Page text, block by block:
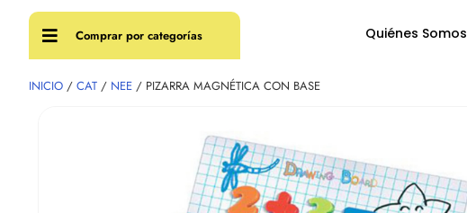
Comprar por categorías Quiénes Somos
INICIO / CAT / NEE / PIZARRA MAGNÉTICA CON BASE